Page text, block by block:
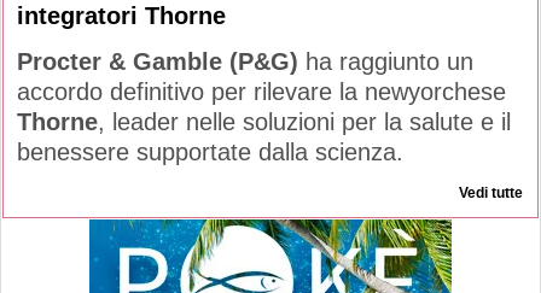
integratori Thorne
Procter & Gamble (P&G) ha raggiunto un
accordo definitivo per rilevare la newyorchese
Thorne, leader nelle soluzioni per la salute e il
benessere supportate dalla scienza.
Vedi tutte